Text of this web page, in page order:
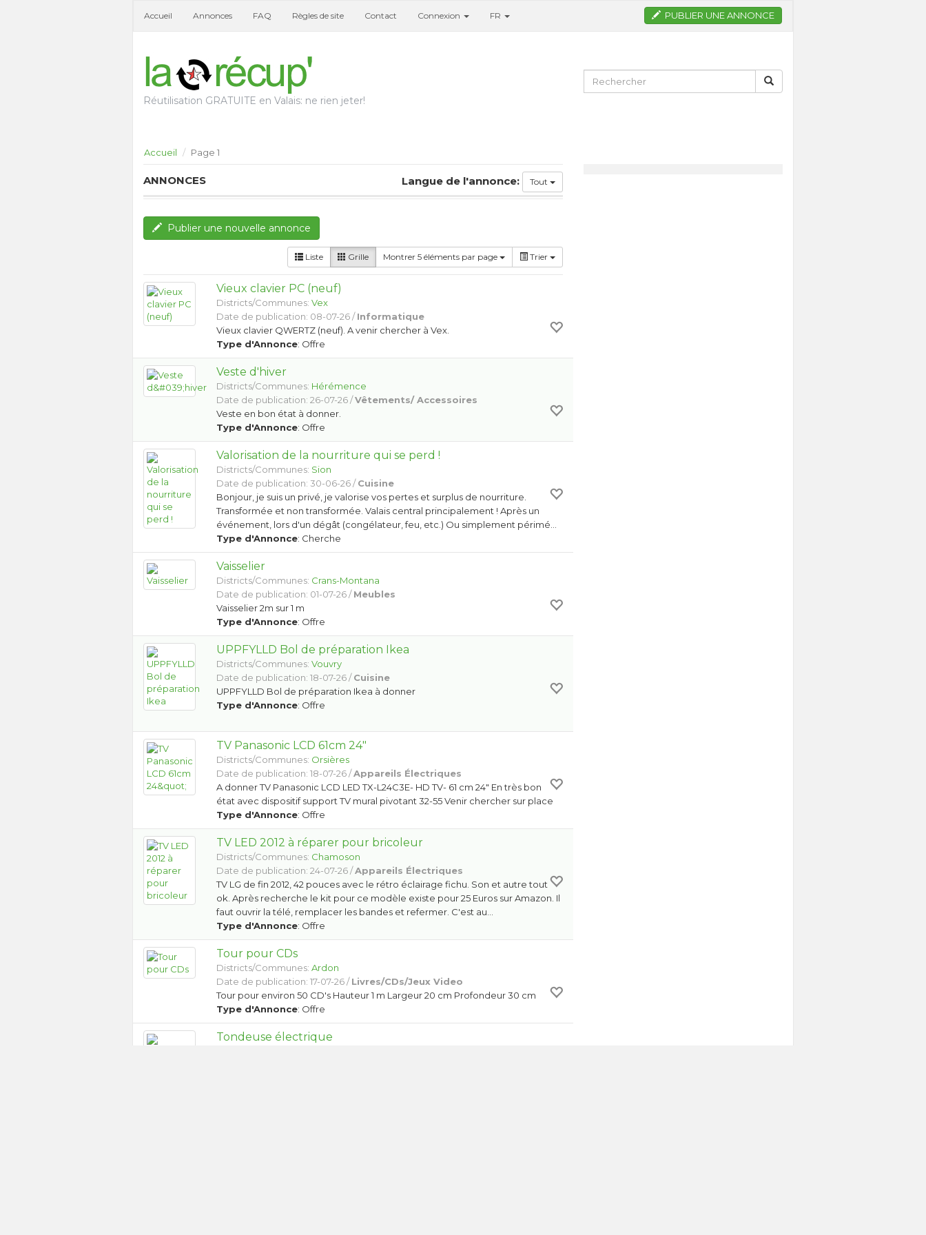
Accueil Annonces FAQ Règles de site Contact Connexion FR PUBLIER UNE ANNONCE
Réutilisation GRATUITE en Valais: ne rien jeter!
Accueil Page 1
ANNONCES Langue de l'annonce: Tout
Publier une nouvelle annonce
Liste Grille Montrer 5 éléments par page Trier
Vieux clavier PC (neuf)
Districts/Communes:Vex
Date de publication: 08-07-26 /Informatique
Vieux clavier QWERTZ (neuf). A venir chercher à Vex.
Type d'Annonce: Offre
Veste d'hiver
Districts/Communes: Hérémence
Date de publication: 26-07-26 /Vêtements/ Accessoires
Veste en bon état à donner.
Type d'Annonce: Offre
Valorisation de la nourriture qui se perd !
Districts/Communes: Sion
Date de publication: 30-06-26 /Cuisine
Bonjour, je suis un privé, je valorise vos pertes et surplus de nourriture.
Transformée et non transformée. Valais central principalement ! Après un
événement, lors d'un dégât (congélateur, feu, etc.) Ou simplement périmé…
Type d'Annonce: Cherche
Vaisselier
Districts/Communes: Crans-Montana
Date de publication: 01-07-26 /Meubles
Vaisselier 2m sur 1 m
Type d'Annonce: Offre
UPPFYLLD Bol de préparation Ikea
Districts/Communes:Vouvry
Date de publication: 18-07-26 /Cuisine
UPPFYLLD Bol de préparation Ikea à donner
Type d'Annonce: Offre
TV Panasonic LCD 61cm 24"
Districts/Communes: Orsières
Date de publication: 18-07-26 /Appareils Électriques
A donner TV Panasonic LCD LED TX-L24C3E- HD TV- 61 cm 24" En très bon
état avec dispositif support TV mural pivotant 32-55 Venir chercher sur place
Type d'Annonce: Offre
TV LED 2012 à réparer pour bricoleur
Districts/Communes: Chamoson
Date de publication: 24-07-26 /Appareils Électriques
TV LG de fin 2012, 42 pouces avec le rétro éclairage fichu. Son et autre tout
ok. Après recherche le kit pour ce modèle existe pour 25 Euros sur Amazon. Il
faut ouvrir la télé, remplacer les bandes et refermer. C'est au…
Type d'Annonce: Offre
Tour pour CDs
Districts/Communes:Ardon
Date de publication: 17-07-26 /Livres/CDs/Jeux Video
Tour pour environ 50 CD's Hauteur 1 m Largeur 20 cm Profondeur 30 cm
Type d'Annonce: Offre
Tondeuse électrique